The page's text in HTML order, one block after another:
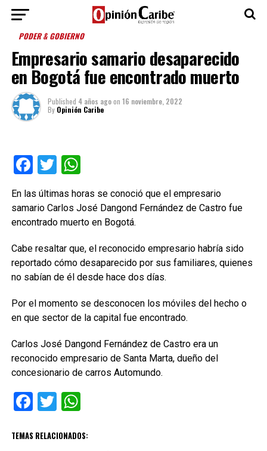
PODER & GOBIERNO
Empresario samario desaparecido
en Bogotá fue encontrado muerto
Published 4 años agoon 16 noviembre, 2022
By Opinión Caribe
Facebook
TwitterWhatsApp
En las últimas horas se conoció que el empresario
samario Carlos José Dangond Fernández de Castro fue
encontrado muerto en Bogotá.
Cabe resaltar que, el reconocido empresario habría sido
reportado cómo desaparecido por sus familiares, quienes
no sabían de él desde hace dos días.
Por el momento se desconocen los móviles del hecho o
en que sector de la capital fue encontrado.
Carlos José Dangond Fernández de Castro era un
reconocido empresario de Santa Marta, dueño del
concesionario de carros Automundo.
Facebook
TwitterWhatsApp
TEMAS RELACIONADOS: